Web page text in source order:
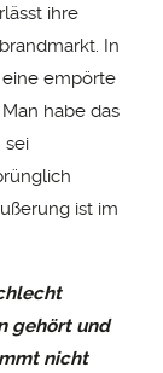
ihre
In
empörte
habe das
sei
ist im
gehört und
nicht